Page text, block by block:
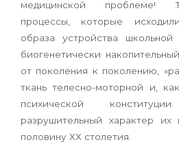
медицинской проблеме!
процессы, которые
образа устройства
биогенетически
от поколения к поколению,
ткань телесно-моторной и,
психической
разрушительный характер
половину ХХ столетия.